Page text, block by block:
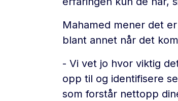
Mahamed mener det
blant annet når det
- Vi vet jo hvor viktig
opp til og identifisere
som forstår nettopp